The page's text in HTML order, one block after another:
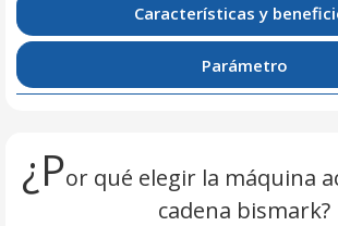
Características y
Parámetro
¿Por qué elegir la máquina
cadena bismark?